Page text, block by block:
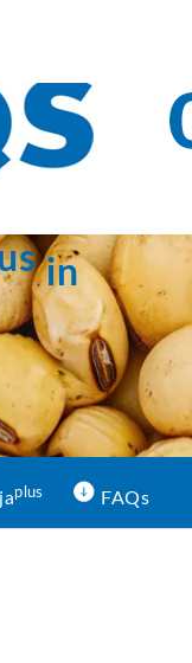
in
plus FAQs